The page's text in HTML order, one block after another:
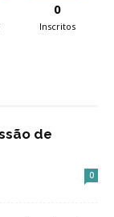
0
Inscritos
de
0